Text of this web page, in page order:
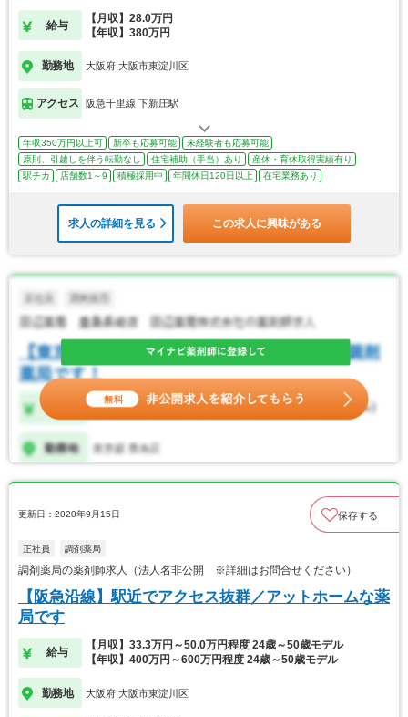
給与
【月収】28.0万円
【年収】380万円
勤務地 大阪府 大阪市東淀川区
アクセス 阪急千里線 下新庄駅
年収350万円以上可 新卒も応募可能
未経験者も応募可能
原則、引越しを伴う転勤なし
住宅補助（手当）あり
産休・育休取得実績有り
駅チカ
店舗数1～9 積極採用中 年間休日120日以上 在宅業務あり
求人の詳細を見る この求人に興味がある
更新日：2020年9月15日 保存する
正社員 調剤薬局
調剤薬局の薬剤師求人（法人名非公開 ※詳細はお問合せください）
【阪急沿線】駅近でアクセス抜群／アットホームな薬
局です
給与
【月収】33.3万円～50.0万円程度 24歳～50歳モデル
【年収】400万円～600万円程度 24歳～50歳モデル
勤務地 大阪府 大阪市東淀川区